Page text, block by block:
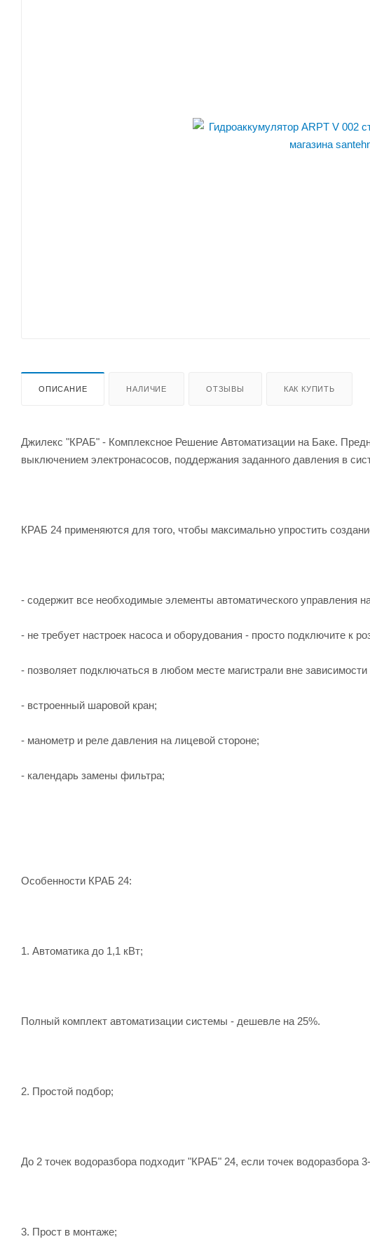
ОПИСАНИЕ НАЛИЧИЕ ОТЗЫВЫ КАК КУПИТЬ
Джилекс "КРАБ" - Комплексное Решение Автоматизации на Баке.
выключением электронасосов, поддержания заданного давления в
КРАБ 24 применяются для того, чтобы максимально упростить
- содержит все необходимые элементы автоматического управления
- не требует настроек насоса и оборудования - просто подключите к
- позволяет подключаться в любом месте магистрали вне
- встроенный шаровой кран;
- манометр и реле давления на лицевой стороне;
- календарь замены фильтра;
Особенности КРАБ 24:
1. Автоматика до 1,1 кВт;
Полный комплект автоматизации системы - дешевле на 25%.
2. Простой подбор;
До 2 точек водоразбора подходит "КРАБ" 24, если точек водоразбора
3. Прост в монтаже;